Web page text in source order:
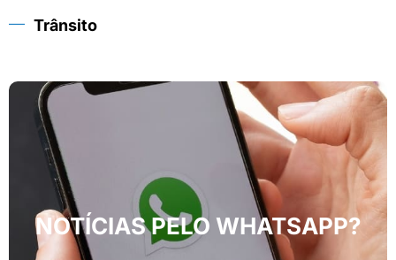
Trânsito
NOTÍCIAS PELO WHATSAPP?